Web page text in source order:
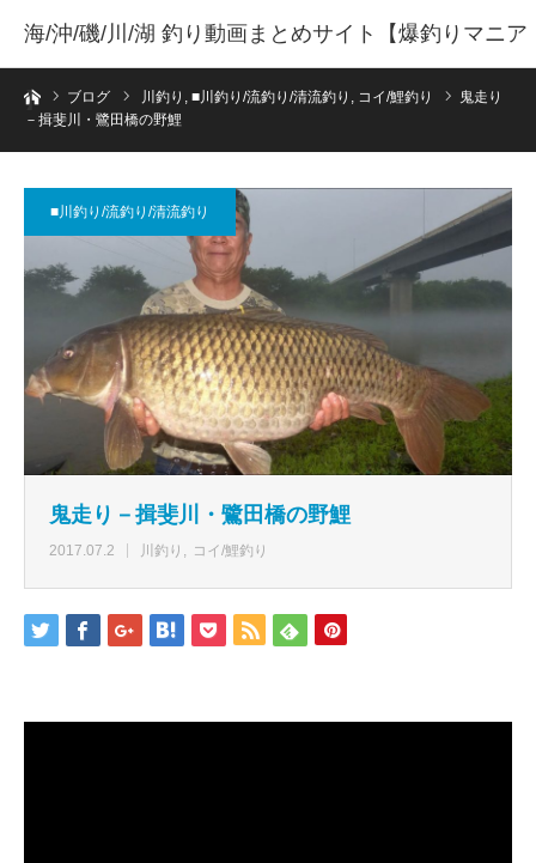
海/沖/磯/川/湖 釣り動画まとめサイト【爆釣りマニア
】ホームブログ 川釣り , ■川釣り/流釣り/清流釣り , コイ/鯉釣り
鬼走り
－揖斐川・鷺田橋の野鯉
■川釣り/流釣り/清流釣り
鬼走り－揖斐川・鷺田橋の野鯉
2017.07.2 川釣り コイ/鯉釣り